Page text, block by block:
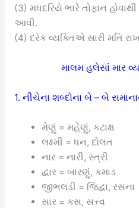
(3) મધદરિયે ભારે તોફાન
આવી.
(4) દરેક વ્યક્તિએ સારી મતિ
માલમ હલેસાં માર
1. નીચેના શબ્દોના બે – બે
મેણું = મહેણું, કટાક્ષ
લક્ષ્મી = ધન, દોલત
નાર = નારી, સ્ત્રી
દ્વાર = બારણું, કમાડ
જીભલડી = જિદ્વા, રસના
સાર = કસ, સત્ત્વ